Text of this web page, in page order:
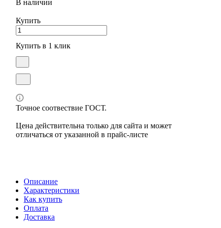
В наличии
Купить
Купить в 1 клик
Точное соотвествие ГОСТ.
Цена действительна только для сайта и может
отличаться от указанной в прайс-листе
Описание
Характеристики
Как купить
Оплата
Доставка